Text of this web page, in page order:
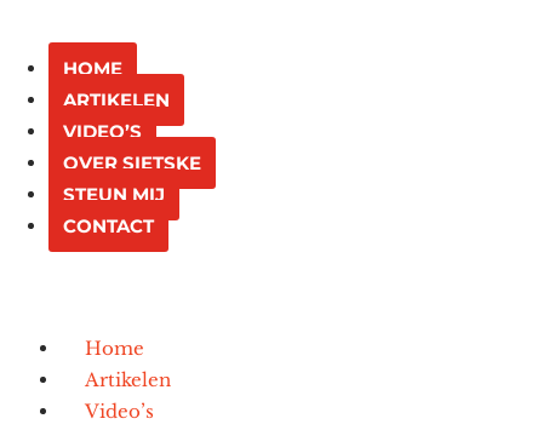
HOME
ARTIKELEN
VIDEO’S
OVER SIETSKE
STEUN MIJ
CONTACT
Home
Artikelen
Video’s